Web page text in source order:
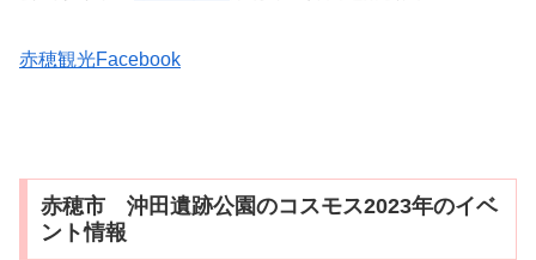
赤穂観光Facebook
赤穂市 沖田遺跡公園のコスモス2023年のイベ
ント情報